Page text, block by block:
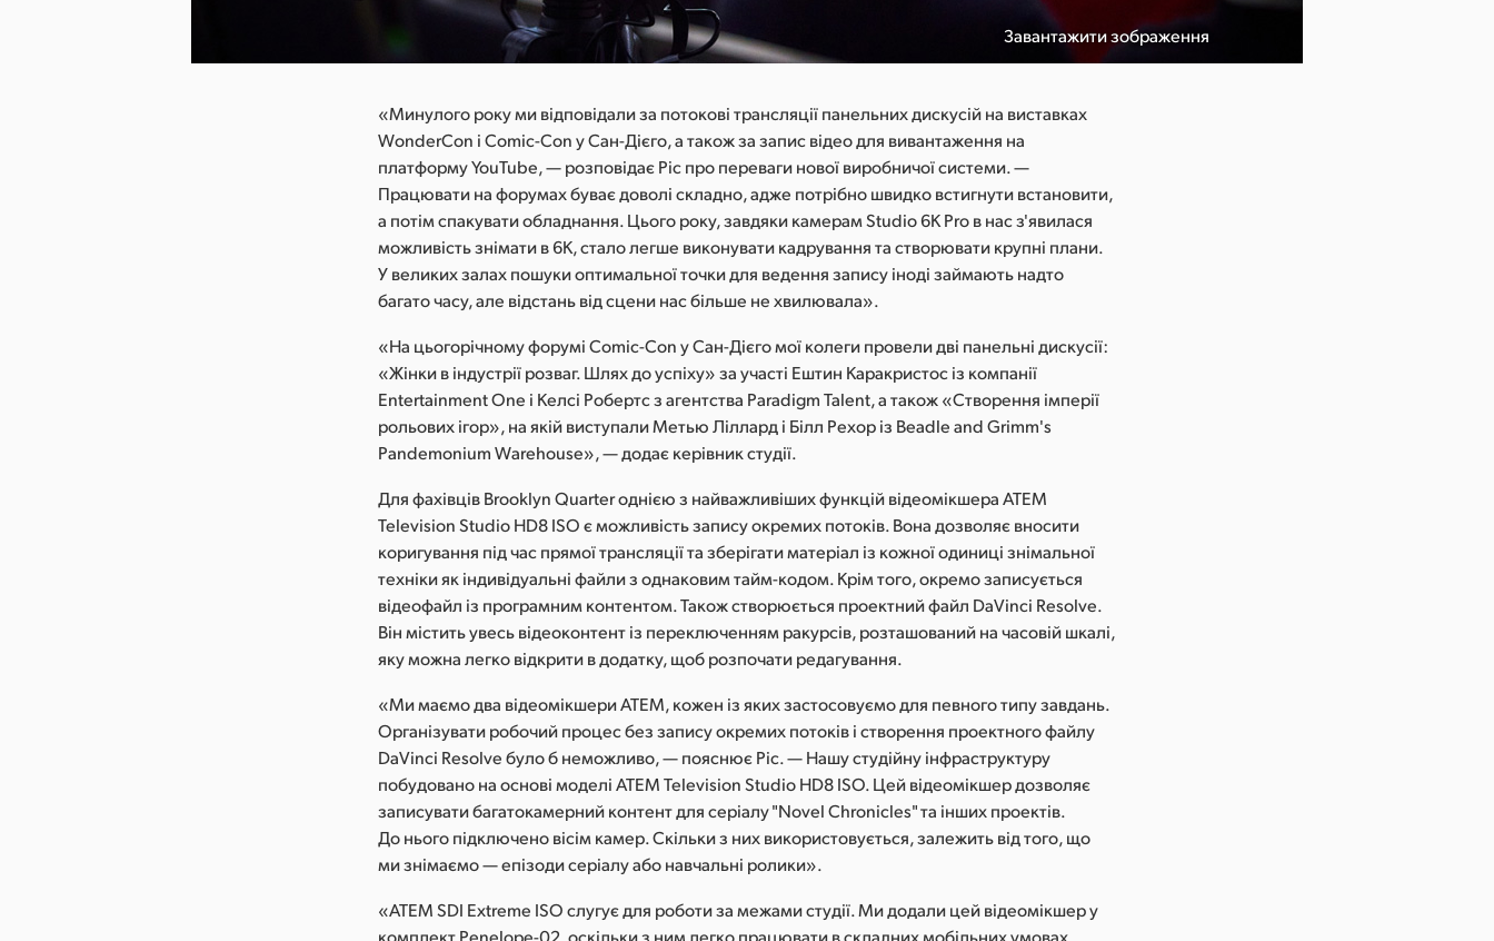
Завантажити зображення
«Минулого року ми відповідали за потокові трансляції панельних дискусій на виставках
WonderCon і Comic-Con у Сан-Дієго, а також за запис відео для вивантаження на
платформу YouTube, — розповідає Ріс про переваги нової виробничої системи. —
Працювати на форумах буває доволі складно, адже потрібно швидко встигнути встановити,
а потім спакувати обладнання. Цього року, завдяки камерам Studio 6K Pro в нас з'явилася
можливість знімати в 6K, стало легше виконувати кадрування та створювати крупні плани.
У великих залах пошуки оптимальної точки для ведення запису іноді займають надто
багато часу, але відстань від сцени нас більше не хвилювала».
«На цьогорічному форумі Comic-Con у Сан-Дієго мої колеги провели дві панельні дискусії:
«Жінки в індустрії розваг. Шлях до успіху» за участі Ештин Каракристос із компанії
Entertainment One і Келсі Робертс з агентства Paradigm Talent, а також «Створення імперії
рольових ігор», на якій виступали Метью Ліллард і Білл Рехор із Beadle and Grimm's
Pandemonium Warehouse», — додає керівник студії.
Для фахівців Brooklyn Quarter однією з найважливіших функцій відеомікшера ATEM
Television Studio HD8 ISO є можливість запису окремих потоків. Вона дозволяє вносити
коригування під час прямої трансляції та зберігати матеріал із кожної одиниці знімальної
техніки як індивідуальні файли з однаковим тайм-кодом. Крім того, окремо записується
відеофайл із програмним контентом. Також створюється проектний файл DaVinci Resolve.
Він містить увесь відеоконтент із переключенням ракурсів, розташований на часовій шкалі,
яку можна легко відкрити в додатку, щоб розпочати редагування.
«Ми маємо два відеомікшери ATEM, кожен із яких застосовуємо для певного типу завдань.
Організувати робочий процес без запису окремих потоків і створення проектного файлу
DaVinci Resolve було б неможливо, — пояснює Ріс. — Нашу студійну інфраструктуру
побудовано на основі моделі ATEM Television Studio HD8 ISO. Цей відеомікшер дозволяє
записувати багатокамерний контент для серіалу "Novel Chronicles" та інших проектів.
До нього підключено вісім камер. Скільки з них використовується, залежить від того, що
ми знімаємо — епізоди серіалу або навчальні ролики».
«ATEM SDI Extreme ISO слугує для роботи за межами студії. Ми додали цей відеомікшер у
комплект Penelope-02, оскільки з ним легко працювати в складних мобільних умовах.